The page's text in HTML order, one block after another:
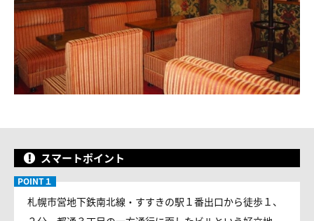
席は、スタッフとの会話が楽しめるカウンター席が人気ですが、
グループならば、ボックス席が落ち着けます。一度でも、行けば
自慢できるお店ですよ！